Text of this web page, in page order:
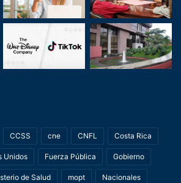
CCSS cne CNFL Costa Rica
Unidos Fuerza Pública Gobierno
de Salud mopt Nacionales